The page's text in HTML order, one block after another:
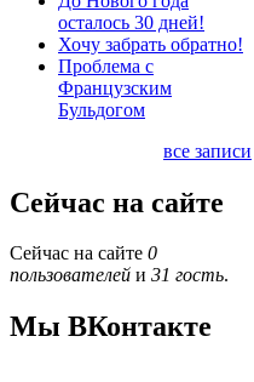
осталось 30 дней!
Хочу забрать обратно!
Проблема с
Французским
Бульдогом
все записи
Сейчас на сайте
Сейчас на сайте 0
пользователей и 31 гость.
Мы ВКонтакте